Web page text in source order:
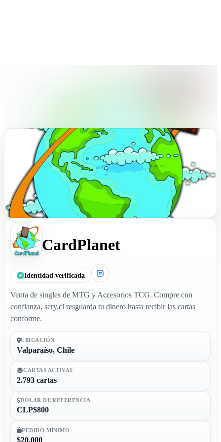
CardPlanet
Identidad verificada
Venta de singles de MTG y Accesorios TCG. Compre con
confianza, scry.cl resguarda tu dinero hasta recibir las cartas
conforme.
UBICACIÓN
Valparaíso, Chile
CARTAS ACTIVAS
2.793 cartas
DÓLAR DE REFERENCIA
CLP$800
PEDIDO MÍNIMO
$20.000